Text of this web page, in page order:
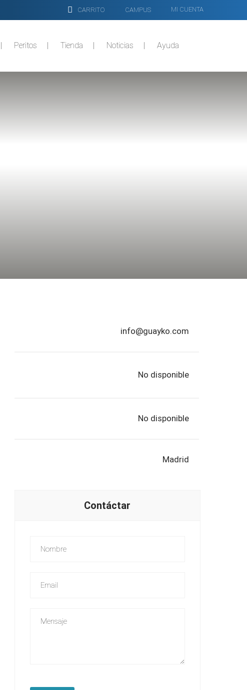
CARRITO CAMPUS MI CUENTA
Peritos Tienda Noticias Ayuda
info@guayko.com
No disponible
No disponible
Madrid
Contáctar